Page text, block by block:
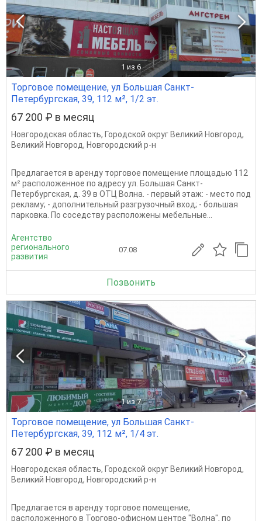
1 из 6
Торговое помещение, ул Большая Санкт-
Петербургская, 39, 112 м², 1/2 эт.
67 200 ₽ в месяц
Новгородская область, Городской округ Великий Новгород,
Великий Новгород, Новгородский р-н
Предлагается в аренду торговое помещение площадью 112
м² расположенное по адресу ул. Большая Санкт-
Петербургская, д. 39 в ОТЦ Волна. - первый этаж: - место под
рекламу; - дополнительный разгрузочный вход; - большая
парковка. По соседству расположены мебельные...
Агентство
регионального
развития
07.08
Позвонить
1 из 7
Торговое помещение, ул Большая Санкт-
Петербургская, 39, 112 м², 1/4 эт.
67 200 ₽ в месяц
Новгородская область, Городской округ Великий Новгород,
Великий Новгород, Новгородский р-н
Предлагается в аренду торговое помещение,
расположенного в Торгово-офисном центре "Волна", по